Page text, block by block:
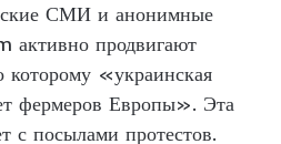
СМИ и анонимные
активно продвигают
которому «украинская
фермеров Европы». Эта
с посылами протестов.